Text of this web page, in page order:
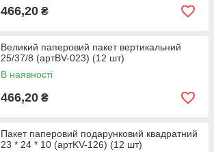
466,20 ₴
Великий паперовий пакет вертикальний
25/37/8 (артBV-023) (12 шт)
В наявності
466,20 ₴
Пакет паперовий подарунковий квадратний
23 * 24 * 10 (артKV-126) (12 шт)